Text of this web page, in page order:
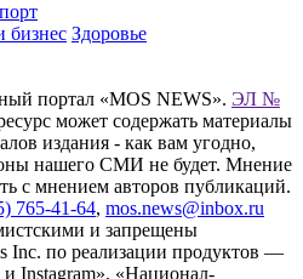
бизнес Здоровье
портал «MOS NEWS». ЭЛ №
может содержать материалы
издания - как вам угодно,
нашего СМИ не будет. Мнение
с мнением авторов публикаций.
765-41-64, mos.news@inbox.ru
и запрещены
Inc. по реализации продуктов —
и Instagram», «Национал-